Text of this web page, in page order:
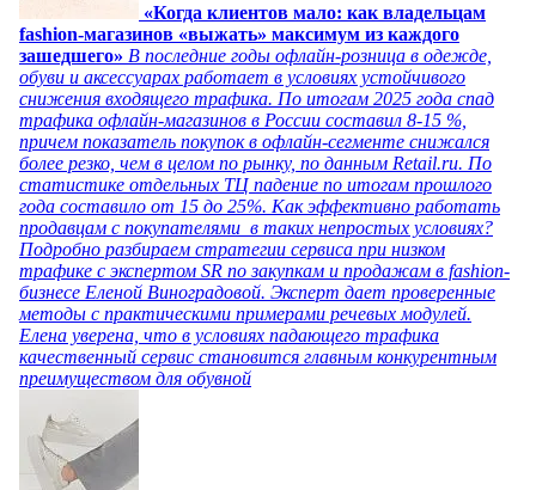
«Когда клиентов мало: как владельцам
fashion-магазинов «выжать» максимум из каждого
зашедшего» В последние годы офлайн-розница в одежде,
обуви и аксессуарах работает в условиях устойчивого
снижения входящего трафика. По итогам 2025 года спад
трафика офлайн-магазинов в России составил 8-15 %,
причем показатель покупок в офлайн-сегменте снижался
более резко, чем в целом по рынку, по данным Retail.ru. По
статистике отдельных ТЦ падение по итогам прошлого
года составило от 15 до 25%. Как эффективно работать
продавцам с покупателями в таких непростых условиях?
Подробно разбираем стратегии сервиса при низком
трафике с экспертом SR по закупкам и продажам в fashion-
бизнесе Еленой Виноградовой. Эксперт дает проверенные
методы с практическими примерами речевых модулей.
Елена уверена, что в условиях падающего трафика
качественный сервис становится главным конкурентным
преимуществом для обувной